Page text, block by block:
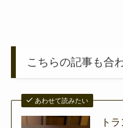
こちらの記事も合
あわせて読みたい
ト